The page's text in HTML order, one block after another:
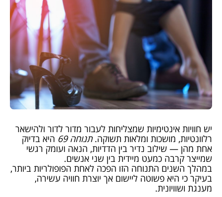
יש חוויות אינטימיות שמצליחות לעבור מדור לדור ולהישאר
רלוונטיות, מושכות ומלאות תשוקה.תנוחה 69
היא בדיוק
אחת מהן — שילוב נדיר בין הדדיות, הנאה ועומק רגשי
שמייצר קרבה כמעט מיידית בין שני אנשים.
במהלך השנים התנוחה הזו הפכה לאחת הפופולריות ביותר,
בעיקר כי היא פשוטה ליישום אך יוצרת חוויה עשירה,
מענגת ושוויונית.